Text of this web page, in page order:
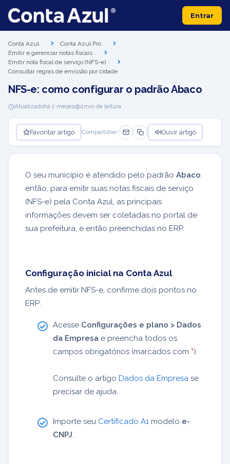
Entrar
Conta Azul
Conta Azul Pro
Emitir e gerenciar notas fiscais
Emitir nota fiscal de serviço (NFS-e)
Consultar regras de emissão por cidade
NFS-e: como configurar o padrão Abaco
Atualizadohá 2 meses 2min de leitura
Favoritar artigo Compartilhar: Ouvir artigo
O seu município é atendido pelo padrão Abaco,
então, para emitir suas notas fiscais de serviço
(NFS-e) pela Conta Azul, as principais
informações devem ser coletadas no portal de
sua prefeitura, e então preenchidas no ERP.
Configuração inicial na Conta Azul
Antes de emitir NFS-e, confirme dois pontos no
ERP:
Acesse Configurações e plano > Dados
da Empresa e preencha todos os
campos obrigatórios (marcados com *).
Consulte o artigo Dados da Empresa se
precisar de ajuda.
Importe seu Certificado A1 modelo e-
CNPJ.